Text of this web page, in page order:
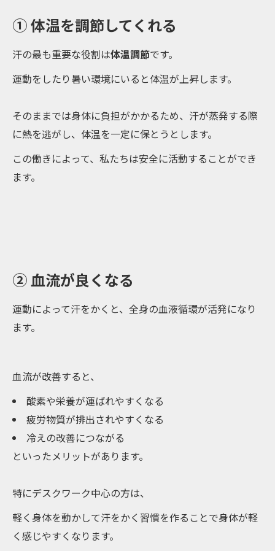
① 体温を調節してくれる
汗の最も重要な役割は体温調節です。
運動をしたり暑い環境にいると体温が上昇します。
そのままでは身体に負担がかかるため、汗が蒸発する際
に熱を逃がし、体温を一定に保とうとします。
この働きによって、私たちは安全に活動することができ
ます。
② 血流が良くなる
運動によって汗をかくと、全身の血液循環が活発になり
ます。
血流が改善すると、
酸素や栄養が運ばれやすくなる
疲労物質が排出されやすくなる
冷えの改善につながる
といったメリットがあります。
特にデスクワーク中心の方は、
軽く身体を動かして汗をかく習慣を作ることで身体が軽
く感じやすくなります。